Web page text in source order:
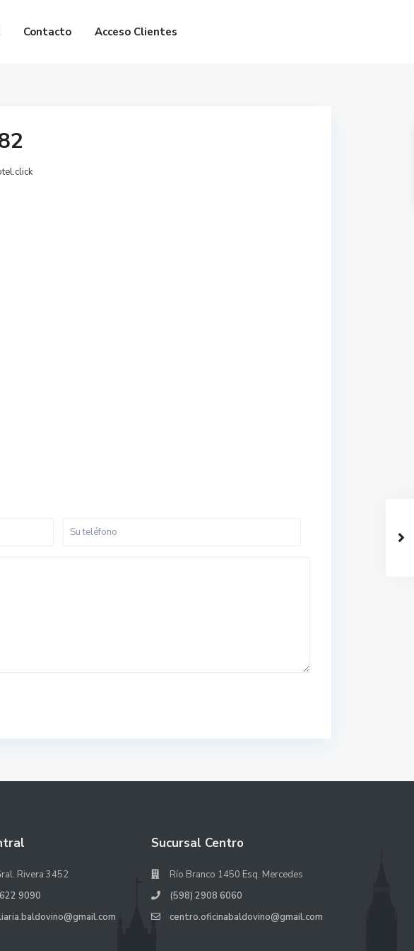
Contacto Acceso Clientes
Rivera 3452
9090
Sucursal Centro
Río Branco 1450 Esq. Mercedes
(598) 2908 6060
centro.oficinabaldovino@gmail.com